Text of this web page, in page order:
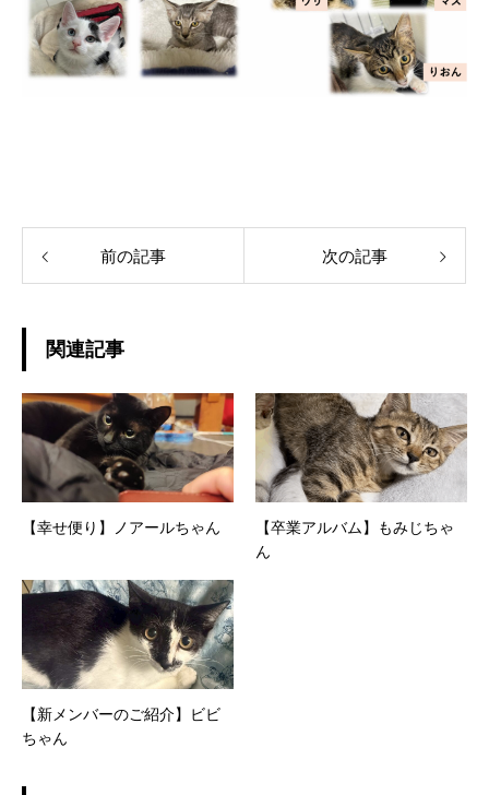
前の記事 次の記事
関連記事
【幸せ便り】ノアールちゃん
【卒業アルバム】もみじちゃ
ん
【新メンバーのご紹介】ビビ
ちゃん